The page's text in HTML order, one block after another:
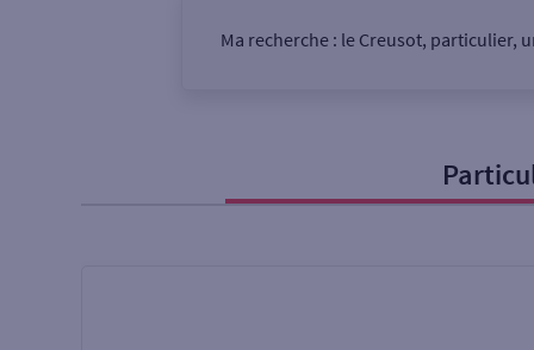
Ma recherche : le Creusot, particulier,